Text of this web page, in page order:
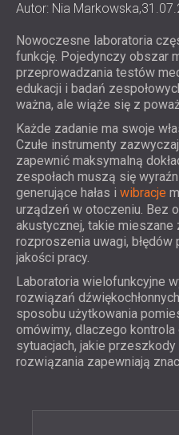
PODŁÓG
DRZWI
AKUSTYCZNE
PERFOROWANE
AKUSTYCZNE
TKANINOWE
PRZEGRODY
PANELE
DREWNIANYCH
WOOD WOOL
PIANKOWE
PUŁAPKI BASOWE
PANELE
DŹWIĘKOCHŁONNE
BARIERY
ŻALUZJE I TŁUMIKI
UCHWYTY
PODKŁADKI I
KABINY
URZĄDZENIA
MIERNIK
SYSTEM
DOZYMETRY I
BEZPIECZEŃSTWA
O NAS
KIM JESTEŚMY
BLOG
BADANIA I
AKTUALNOŚCI
WIDEO
REFERENCJE
CZŁONKOSTWO
SEKTORY
IZOLACJA
AKUSTYCZNE DLA
IZOLACJA
AKUSTYCZNE DLA
PRZEMYSŁOWYCH
IZOLACJA
AKUSTYCZNE DO
IZOLACJA
URZĄDZEŃ,
USŁUGI
DORADZTWO
SYMULACJA
INŻYNIERIA
POMIARY
NADZÓR
REALIZACJA
PROJEKTY
KONTAKTY
OBSZAR POBIERANIA
POLAND (PL)
Autor: Nia Markowska,
Nowoczesne laboratoria
funkcję. Pojedynczy obszar
przeprowadzania testów
edukacji i badań
ważna, ale wiąże się z
Każde zadanie ma swoje
Czułe instrumenty
zapewnić maksymalną
zespołach muszą się
generujące hałas i wibracje
urządzeń w otoczeniu. Bez
akustycznej, takie
rozproszenia uwagi,
jakości pracy.
Laboratoria wielofunkcyjne
rozwiązań
sposobu użytkowania
omówimy, dlaczego
sytuacjach, jakie
rozwiązania zapewniają